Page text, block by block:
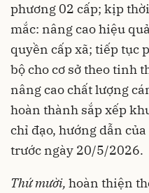
phương 02 cấp; kịp
mắc: nâng cao hiệu
quyền cấp xã; tiếp tục
bộ cho cơ sở theo tinh
nâng cao chất lượng
hoàn thành sắp xếp
chỉ đạo, hướng dẫn
trước ngày 20/5/2026.
Thứ mười, hoàn thiện